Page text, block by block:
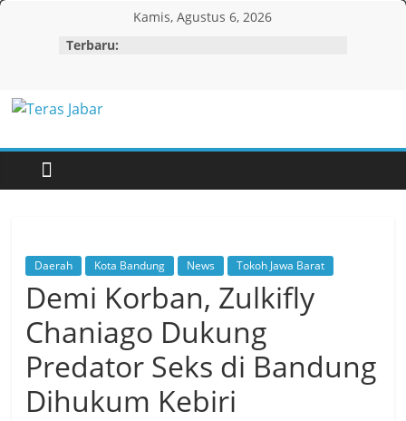
Skip
Kamis, Agustus 6, 2026
Terbaru:
Teras
Jabar
Daerah Kota Bandung News Tokoh Jawa Barat
Demi Korban, Zulkifly
Chaniago Dukung
Predator Seks di Bandung
Dihukum Kebiri